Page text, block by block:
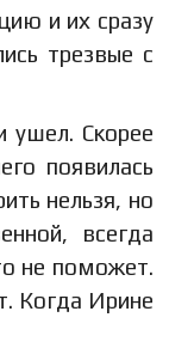
и их сразу
трезвые с
ушел. Скорее
появилась
нельзя, но
всегда
не поможет.
Когда Ирине